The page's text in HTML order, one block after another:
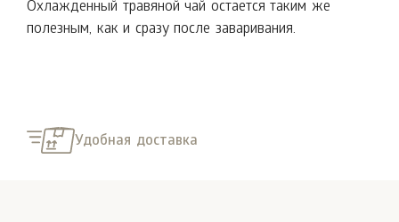
Охлажденный травяной чай остается таким же
полезным, как и сразу после заваривания.
Удобная доставка